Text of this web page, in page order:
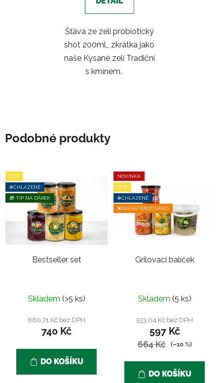
Šťáva ze zelí probiotický
shot 200ml,, zkrátka jako
naše Kysané zelí Tradiční
s kmínem.
Podobné produkty
❗TIP
❄️CHLAZENÉ
🎁 TIP NA DÁREK
Bestseller set
hodnocení
produktu
je
z
Skladem (>5 ks)
660,71 Kč bez DPH
740 Kč
DO KOŠÍKU
NOVINKA
❗TIP
❄️CHLAZENÉ
❌NEPASTERIZOVÁNO
Grilovací balíček
Skladem (5 ks)
533,04 Kč bez DPH
597 Kč
664 Kč (–10 %)
DO KOŠÍKU